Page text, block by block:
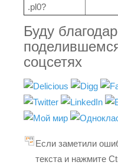
.pl0?
Буду
соцсетях
Если заметили
текста и нажмите